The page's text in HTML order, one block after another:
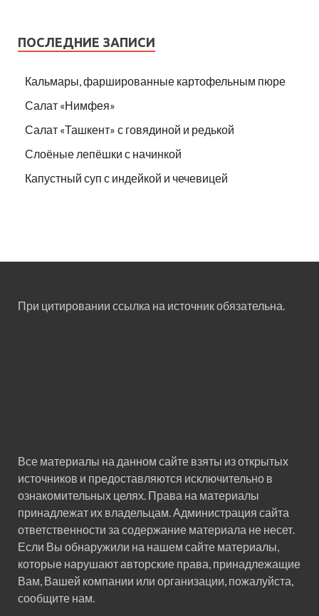
ПОСЛЕДНИЕ ЗАПИСИ
Кальмары, фаршированные картофельным пюре
Салат «Нимфея»
Салат «Ташкент» с говядиной и редькой
Слоёные лепёшки с начинкой
Капустный суп с индейкой и чечевицей
При цитировании ссылка на источник обязательна.
Все материалы на данном сайте взяты из открытых
источников и предоставляются исключительно в
ознакомительных целях. Права на материалы
принадлежат их владельцам. Администрация сайта
ответственности за содержание материала не несет.
Если Вы обнаружили на нашем сайте материалы,
которые нарушают авторские права, принадлежащие
Вам, Вашей компании или организации, пожалуйста,
сообщите нам.